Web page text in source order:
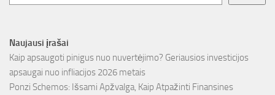
Naujausi įrašai
Kaip apsaugoti pinigus nuo nuvertėjimo? Geriausios investicijos
apsaugai nuo infliacijos 2026 metais
Ponzi Schemos: Išsami Apžvalga, Kaip Atpažinti Finansines